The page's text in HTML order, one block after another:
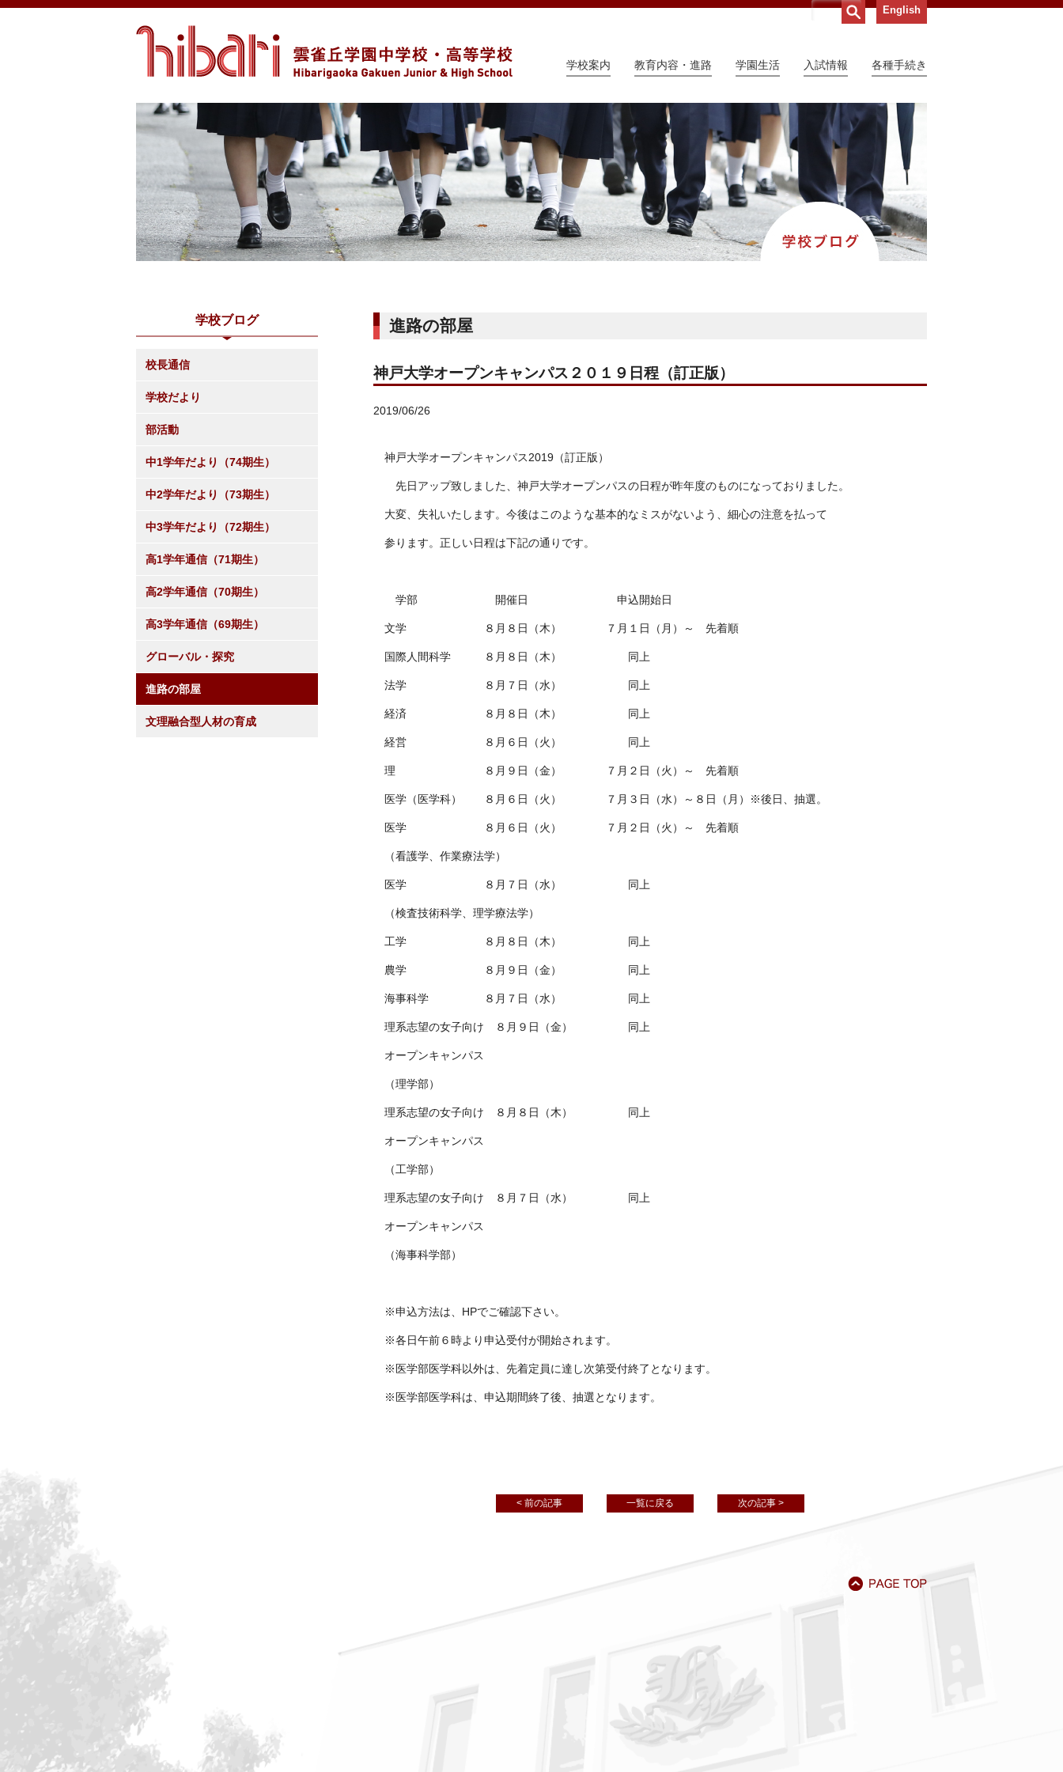
English
学校案内 教育内容・進路 学園生活 入試情報 各種手続き
進路の部屋
神戸大学オープンキャンパス２０１９日程（訂正版）
2019/06/26
神戸大学オープンキャンパス2019 （訂正版）
先日アップ致しました、神戸大学オープンパスの日程が昨年度のものになっておりました。
大変、失礼いたします。今後はこのような基本的なミスがないよう、細心の注意を払って
参ります。正しい日程は下記の通りです。
学部 開催日 申込開始日
文学 ８月８日（木） ７月１日（月）～ 先着順
国際人間科学 ８月８日（木） 同上
法学 ８月７日（水） 同上
経済 ８月８日（木） 同上
経営 ８月６日（火） 同上
理 ８月９日（金） ７月２日（火）～ 先着順
医学（医学科） ８月６日（火） ７月３日（水）～８日（月）※後日、抽選。
医学 ８月６日（火） ７月２日（火）～ 先着順
（看護学、作業療法学）
医学 ８月７日（水） 同上
（検査技術科学、理学療法学）
工学 ８月８日（木） 同上
農学 ８月９日（金） 同上
海事科学 ８月７日（水） 同上
理系志望の女子向け ８月９日（金） 同上
オープンキャンパス
（理学部）
理系志望の女子向け ８月８日（木） 同上
オープンキャンパス
（工学部）
理系志望の女子向け ８月７日（水） 同上
オープンキャンパス
（海事科学部）
※申込方法は、 HPでご確認下さい。
※各日午前６時より申込受付が開始されます。
※医学部医学科以外は、先着定員に達し次第受付終了となります。
※医学部医学科は、申込期間終了後、抽選となります。
< 前の記事 一覧に戻る 次の記事 >
学校ブログ
校長通信
学校だより
部活動
中1学年だより（74期生）
中2学年だより（73期生）
中3学年だより（72期生）
高1学年通信（71期生）
高2学年通信（70期生）
高3学年通信（69期生）
グローバル・探究
進路の部屋
文理融合型人材の育成